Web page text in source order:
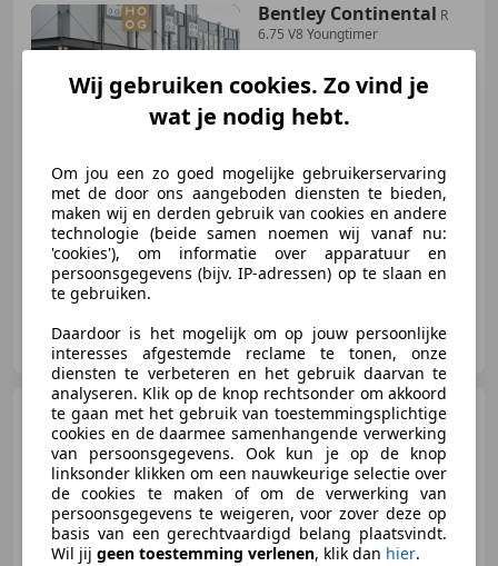
Bentley Continental R
6.75 V8 Youngtimer
€ 39.950
02/1993 96.702 km Benzine 235 kW (320 PK)
HooG Selections B.V.
NL-2222 AH KATWIJK ZH
Bentley Continental6.0
W12 Speed
€ 46.950
Wij gebruiken cookies. Zo vind je
wat je nodig hebt.
Om jou een zo goed mogelijke gebruikerservaring
met de door ons aangeboden diensten te bieden,
maken wij en derden gebruik van cookies en andere
technologie (beide samen noemen wij vanaf nu:
'cookies'), om informatie over apparatuur en
persoonsgegevens (bijv. IP-adressen) op te slaan en
te gebruiken.
Daardoor is het mogelijk om op jouw persoonlijke
interesses afgestemde reclame te tonen, onze
diensten te verbeteren en het gebruik daarvan te
analyseren. Klik op de knop rechtsonder om akkoord
te gaan met het gebruik van toestemmingsplichtige
cookies en de daarmee samenhangende verwerking
van persoonsgegevens. Ook kun je op de knop
linksonder klikken om een nauwkeurige selectie over
de cookies te maken of om de verwerking van
persoonsgegevens te weigeren, voor zover deze op
basis van een gerechtvaardigd belang plaatsvindt.
Wil jij geen toestemming verlenen, klik dan hier.